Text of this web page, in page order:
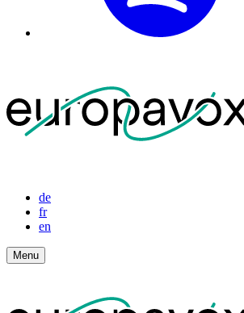
de
fr
en
Menu